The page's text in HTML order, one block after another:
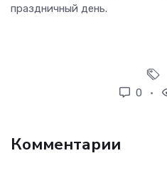
праздничный день.
0
Комментарии